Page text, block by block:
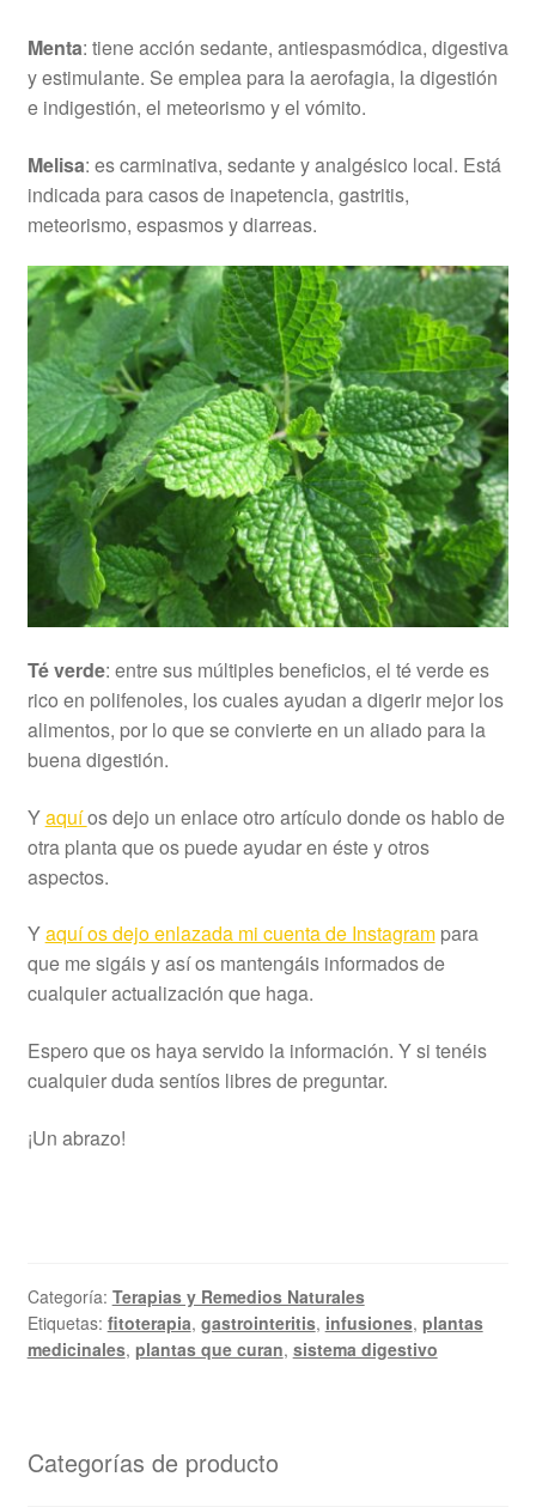
Menta: tiene acción sedante, antiespasmódica, digestiva
y estimulante. Se emplea para la aerofagia, la digestión
e indigestión, el meteorismo y el vómito.
Melisa: es carminativa, sedante y analgésico local. Está
indicada para casos de inapetencia, gastritis,
meteorismo, espasmos y diarreas.
Té verde: entre sus múltiples beneficios, el té verde es
rico en polifenoles, los cuales ayudan a digerir mejor los
alimentos, por lo que se convierte en un aliado para la
buena digestión.
Yaquíos dejo un enlace otro artículo donde os hablo de
otra planta que os puede ayudar en éste y otros
aspectos.
Yaquí os dejo enlazada mi cuenta de Instagrampara
que me sigáis y así os mantengáis informados de
cualquier actualización que haga.
Espero que os haya servido la información. Y si tenéis
cualquier duda sentíos libres de preguntar.
¡Un abrazo!
Categoría: Terapias y Remedios Naturales
Etiquetas: fitoterapia, gastrointeritis, infusiones, plantas
medicinales, plantas que curan, sistema digestivo
Categorías de producto